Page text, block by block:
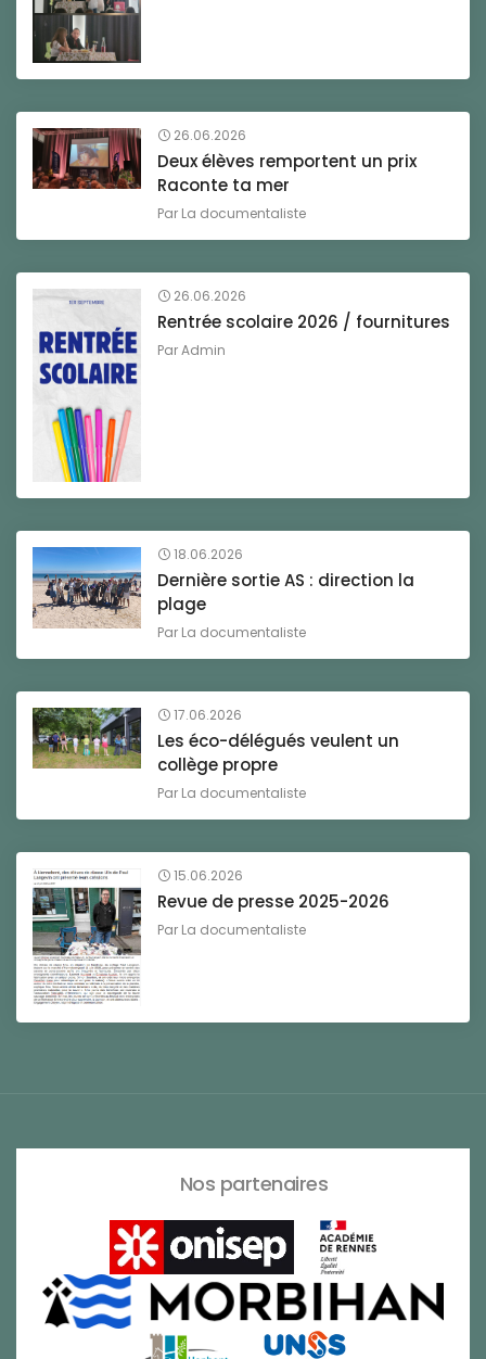
26.06.2026
Deux élèves remportent un prix
Raconte ta mer
Par La documentaliste
26.06.2026
Rentrée scolaire 2026 / fournitures
ParAdmin
18.06.2026
Dernière sortie AS : direction la
plage
Par La documentaliste
17.06.2026
Les éco-délégués veulent un
collège propre
Par La documentaliste
15.06.2026
Revue de presse 2025-2026
Par La documentaliste
Nos partenaires